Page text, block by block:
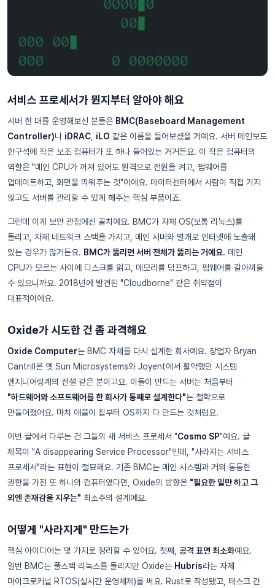
서비스 프로세서가 뭔지부터 알아야 해요
서버 한 대를 운영해보신 분들은 BMC(Baseboard Management
Controller)나 iDRAC iLO 같은 이름을 들어보셨을 거예요. 서버 메인보드
한구석에 작은 보조 컴퓨터가 또 하나 들어있는 거거든요. 이 작은 컴퓨터의
역할은 "메인 CPU가 꺼져 있어도 원격으로 전원을 켜고, 펌웨어를
업데이트하고, 화면을 띄워주는 것"이에요. 데이터센터에서 사람이 직접 가지
않고도 서버를 관리할 수 있게 해주는 핵심 부품이죠.
그런데 이게 보안 관점에선 골치예요. BMC가 자체 OS(보통 리눅스)를
돌리고, 자체 네트워크 스택을 가지고, 메인 서버와 별개로 인터넷에 노출돼
있는 경우가 많거든요. BMC가 뚫리면 서버 전체가 뚫리는 거예요. 메인
CPU가 모르는 사이에 디스크를 읽고, 메모리를 덤프하고, 펌웨어를 갈아끼울
수 있으니까요. 2018년에 발견된 "Cloudborne" 같은 취약점이
대표적이에요.
Oxide가 시도한 건 좀 과격해요
Oxide Computer는 BMC 자체를 다시 설계한 회사예요. 창업자 Bryan
Cantrill은 옛 Sun Microsystems와 Joyent에서 활약했던 시스템
엔지니어링계의 전설 같은 분이고요. 이들이 만드는 서버는 처음부터
"하드웨어와 소프트웨어를 한 회사가 통째로 설계한다"는 철학으로
만들어졌어요. 마치 애플이 칩부터 OS까지 다 만드는 것처럼요.
이번 글에서 다루는 건 그들의 새 서비스 프로세서 "Cosmo SP"예요. 글
제목이 "A disappearing Service Processor"인데, "사라지는 서비스
프로세서"라는 표현이 절묘해요. 기존 BMC는 메인 시스템과 거의 동등한
권한을 가진 또 하나의 컴퓨터였다면, Oxide의 방향은 "필요한 일만 하고 그
외엔 존재감을 지우는" 최소주의 설계예요.
어떻게 "사라지게" 만드는가
핵심 아이디어는 몇 가지로 정리할 수 있어요. 첫째, 공격 표면 최소화예요.
일반 BMC는 풀스택 리눅스를 돌리지만 Oxide는 Hubris라는 자체
마이크로커널 RTOS(실시간 운영체제)를 써요. Rust로 작성됐고, 태스크 간